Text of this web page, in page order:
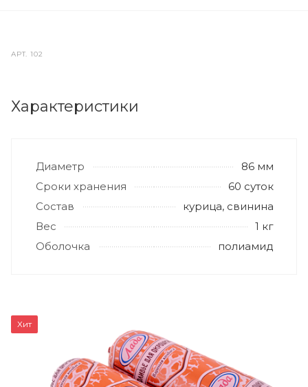
АРТ.102
Характеристики
Диаметр
86 мм
Сроки хранения
60 суток
Состав
курица, свинина
Вес
1 кг
Оболочка
полиамид
Хит